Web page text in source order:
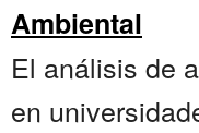
Ambiental
El análisis de
en